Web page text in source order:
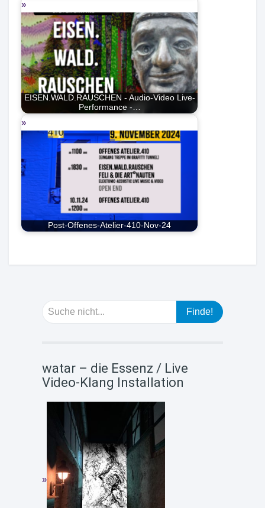
EISEN.WALD.RAUSCHEN - Audio-Video Live-
Performance -…
Post-Offenes-Atelier-410-Nov-24
watar – die Essenz / Live
Video-Klang Installation